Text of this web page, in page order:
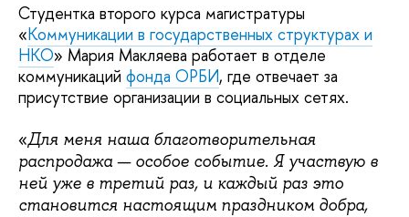
Студентка второго курса магистратуры
«Коммуникации в государственных структурах и
НКО» Мария Макляева работает в отделе
коммуникаций фонда ОРБИ, где отвечает за
присутствие организации в социальных сетях.
«Для меня наша благотворительная
распродажа — особое событие. Я участвую в
ней уже в третий раз, и каждый раз это
становится настоящим праздником добра,